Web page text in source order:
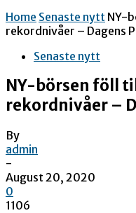
Home Senaste nytt NY-
rekordnivåer – Dagens
Senaste nytt
NY-börsen föll
rekordnivåer –
By
admin
-
August 20, 2020
0
1106